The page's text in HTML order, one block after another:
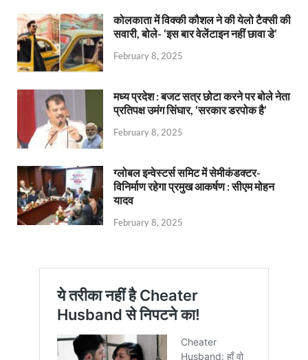
कोलकाता में विक्की कौशल ने की येलो टैक्सी की
सवारी, बोले- ‘इस बार वेलेंटाइन नहीं छावा डे’
February 8, 2025
मध्य प्रदेश : बजट सत्र छोटा करने पर बोले नेता
प्रतिपक्ष उमंग सिंघार, ‘सरकार डरपोक है’
February 8, 2025
ग्लोबल इन्वेस्टर्स समिट में सेमीकंडक्टर-
विनिर्माण रहेगा प्रमुख आकर्षण : सीएम मोहन
यादव
February 8, 2025